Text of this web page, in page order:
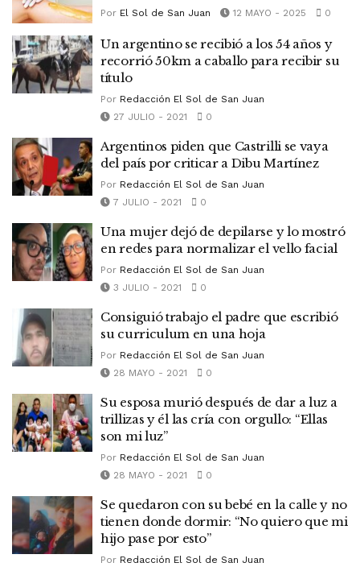
Por El Sol de San Juan 12 MAYO - 2025 0
Un argentino se recibió a los 54 años y
recorrió 50km a caballo para recibir su
título
Por Redacción El Sol de San Juan
27 JULIO - 2021
0
Argentinos piden que Castrilli se vaya
del país por criticar a Dibu Martínez
Por Redacción El Sol de San Juan
7 JULIO - 2021
0
Una mujer dejó de depilarse y lo mostró
en redes para normalizar el vello facial
Por Redacción El Sol de San Juan
3 JULIO - 2021
0
Consiguió trabajo el padre que escribió
su curriculum en una hoja
Por Redacción El Sol de San Juan
28 MAYO - 2021
0
Su esposa murió después de dar a luz a
trillizas y él las cría con orgullo: “Ellas
son mi luz”
Por Redacción El Sol de San Juan
28 MAYO - 2021
0
Se quedaron con su bebé en la calle y no
tienen donde dormir: “No quiero que mi
hijo pase por esto”
Por Redacción El Sol de San Juan